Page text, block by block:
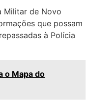
Militar de Novo
que possam
à Polícia
o Mapa do